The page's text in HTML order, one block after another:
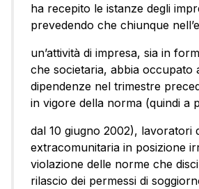
ha recepito le istanze degli
prevedendo che chiunque
un’attività di impresa, sia in
che societaria, abbia occupato
dipendenze nel trimestre
in vigore della norma (quindi a
dal 10 giugno 2002), lavoratori
extracomunitaria in posizione
violazione delle norme che
rilascio dei permessi di